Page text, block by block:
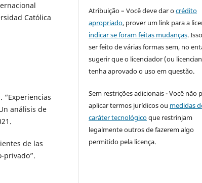
Católica
“Experiencias
análisis de
de las
privado”.
Atribuição – Você deve dar ocrédito
apropriado, prover um link para a
indicar se foram feitas mudanças.
ser feito de várias formas sem, no
sugerir que o licenciador (ou
tenha aprovado o uso em questão.
Sem restrições adicionais - Você não
aplicar termos jurídicos ou medidas
caráter tecnológicoque restrinjam
legalmente outros de fazerem algo
permitido pela licença.